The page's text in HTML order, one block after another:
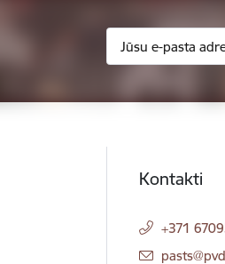
Kontakti
+371
E-pasts: